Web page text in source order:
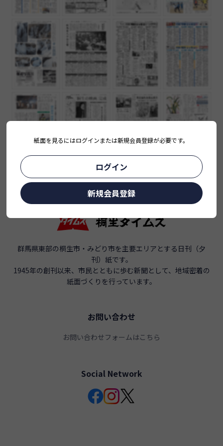
群馬県東部の桐生市・みどり市を主要エリアとする日刊（夕
刊）紙です。
1945年の創刊以来、市民とともに歩む新聞として、地域密着の
紙面づくりを行っています。
お問い合わせ
お問い合わせフォームはこちら
Social Network
紙面を見るにはログインまたは新規会員登録が必要です。
ログイン
新規会員登録